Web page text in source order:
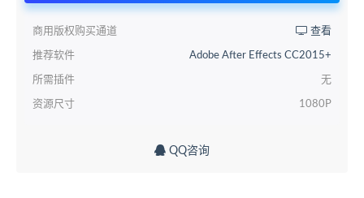
商用版权购买通道 查看
推荐软件 Adobe After Effects CC2015+
所需插件 无
资源尺寸 1080P
QQ咨询